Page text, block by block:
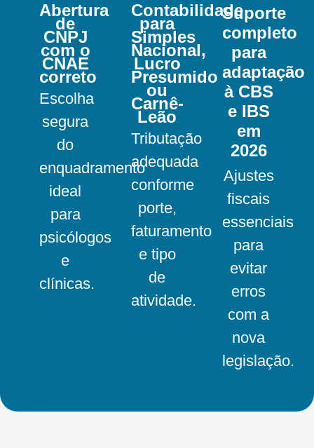
Abertura
de
CNPJ
com o
CNAE
correto
Escolha
segura
do
enquadramento
ideal
para
psicólogos
e
clínicas.
Contabilidade
para
Simples
Nacional,
Lucro
Presumido
ou
Carnê-
Leão
Tributação
adequada
conforme
porte,
faturamento
e tipo
de
atividade.
Suporte
completo
para
adaptação
à CBS
e IBS
em
2026
Ajustes
fiscais
essenciais
para
evitar
erros
com a
nova
legislação.